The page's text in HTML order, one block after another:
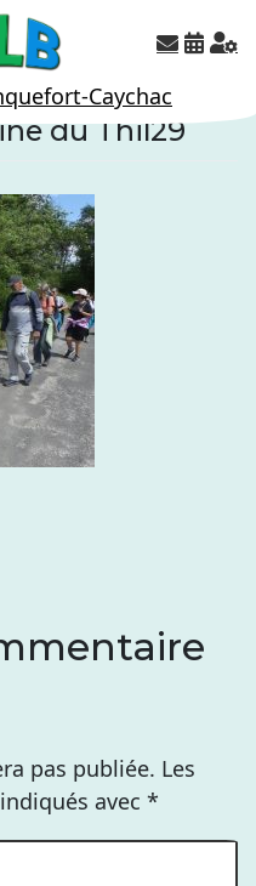
Caychac
du Thil29
pas publiée. Les
avec *